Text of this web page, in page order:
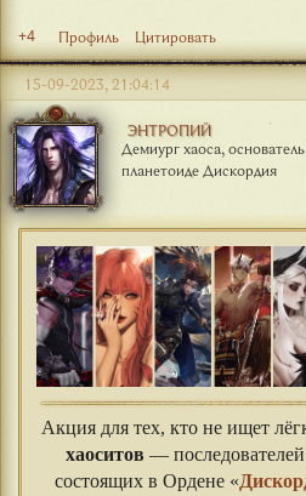
+4 Профиль Цитировать
ЭНТРОПИЙ
Демиург хаоса,
планетоиде Дискордия
15-09-2023, 21:04:14
Акция для тех, кто не ищет
хаоситов —
состоящих в Ордене «